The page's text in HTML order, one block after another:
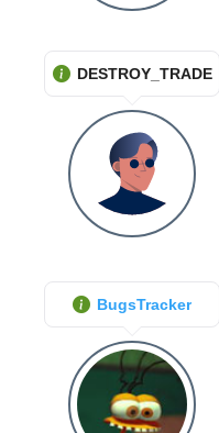
DESTROY_TRADE
BugsTracker